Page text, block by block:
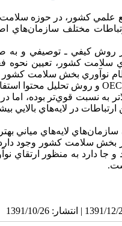
علمي كشور، در حوزه
مختلف
سلامت کشور، تعيين نحوه
نوآوري بخش سلامت کشور
به نسبت قوي‌تر بوده، اما
در لايه‌هاي بالايي
سازمان‌هاي لايه‌هاي مياني
بخش سلامت كشور وجود